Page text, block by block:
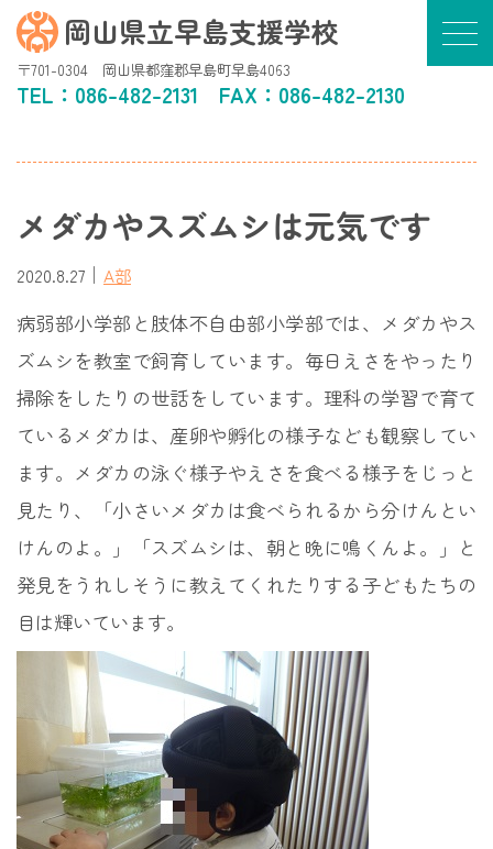
岡山県立早島支援学校
〒701-0304 岡山県都窪郡早島町早島4063
TEL： 086-482-2131 FAX：086-482-2130
メダカやスズムシは元気です
2020.8.27 ｜ A部
病弱部小学部と肢体不自由部小学部では、メダカやス
ズムシを教室で飼育しています。毎日えさをやったり
掃除をしたりの世話をしています。理科の学習で育て
ているメダカは、産卵や孵化の様子なども観察してい
ます。メダカの泳ぐ様子やえさを食べる様子をじっと
見たり、「小さいメダカは食べられるから分けんとい
けんのよ。」「スズムシは、朝と晩に鳴くんよ。」と
発見をうれしそうに教えてくれたりする子どもたちの
目は輝いています。